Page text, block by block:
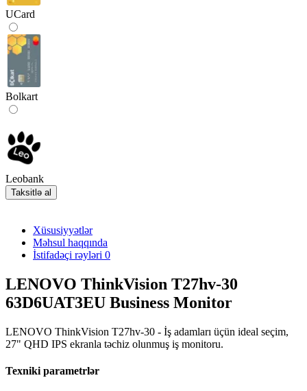
UCard
Bolkart
Leobank
Taksitlə al
Xüsusiyyətlər
Məhsul haqqında
İstifadəçi rəyləri 0
LENOVO ThinkVision T27hv-30
63D6UAT3EU Business Monitor
LENOVO ThinkVision T27hv-30 - İş adamları üçün ideal seçim,
27" QHD IPS ekranla təchiz olunmuş iş monitoru.
Texniki parametrlər